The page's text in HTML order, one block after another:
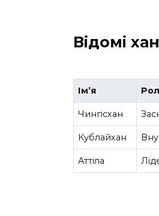
Відомі
Ім’я
Чингісхан
Кублайхан
Аттіла